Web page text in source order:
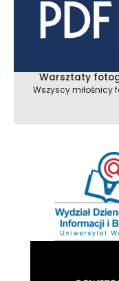
Warsztaty
Wszyscy miłośnicy